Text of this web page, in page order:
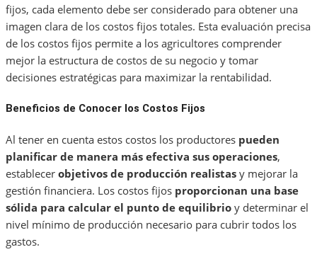
fijos, cada elemento debe ser considerado para obtener una
imagen clara de los costos fijos totales. Esta evaluación precisa
de los costos fijos permite a los agricultores comprender
mejor la estructura de costos de su negocio y tomar
decisiones estratégicas para maximizar la rentabilidad.
Beneficios de Conocer los Costos Fijos
Al tener en cuenta estos costos los productores pueden
planificar de manera más efectiva sus operaciones,
establecer objetivos de producción realistas y mejorar la
gestión financiera. Los costos fijos proporcionan una base
sólida para calcular el punto de equilibrio y determinar el
nivel mínimo de producción necesario para cubrir todos los
gastos.